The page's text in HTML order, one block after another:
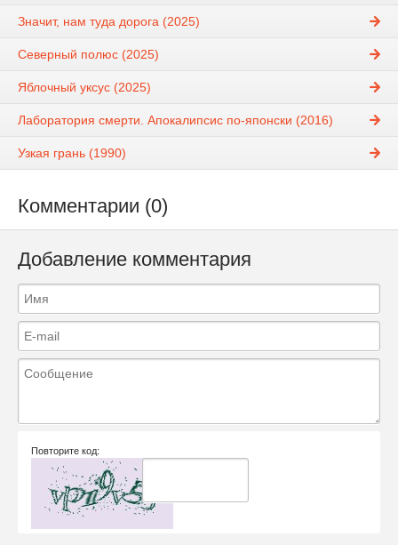
Значит, нам туда дорога (2025)
Северный полюс (2025)
Яблочный уксус (2025)
Лаборатория смерти. Апокалипсис по-японски (2016)
Узкая грань (1990)
Комментарии (0)
Добавление комментария
Повторите код: